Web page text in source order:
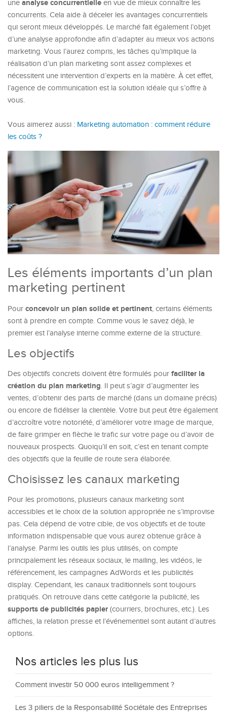
une analyse concurrentielle en vue de mieux connaître les
concurrents. Cela aide à déceler les avantages concurrentiels
qui seront mieux développés. Le marché fait également l’objet
d’une analyse approfondie afin d’adapter au mieux vos actions
marketing. Vous l’aurez compris, les tâches qu’implique la
réalisation d’un plan marketing sont assez complexes et
nécessitent une intervention d’experts en la matière. À cet effet,
l’agence de communication est la solution idéale qui s’offre à
vous.
Vous aimerez aussi : Marketing automation : comment réduire
les coûts ?
Les éléments importants d’un plan
marketing pertinent
Pour concevoir un plan solide et pertinent, certains éléments
sont à prendre en compte. Comme vous le savez déjà, le
premier est l’analyse interne comme externe de la structure.
Les objectifs
Des objectifs concrets doivent être formulés pour faciliter la
création du plan marketing. Il peut s’agir d’augmenter les
ventes, d’obtenir des parts de marché (dans un domaine précis)
ou encore de fidéliser la clientèle. Votre but peut être également
d’accroître votre notoriété, d’améliorer votre image de marque,
de faire grimper en flèche le trafic sur votre page ou d’avoir de
nouveaux prospects. Quoiqu’il en soit, c’est en tenant compte
des objectifs que la feuille de route sera élaborée.
Choisissez les canaux marketing
Pour les promotions, plusieurs canaux marketing sont
accessibles et le choix de la solution appropriée ne s’improvise
pas. Cela dépend de votre cible, de vos objectifs et de toute
information indispensable que vous aurez obtenue grâce à
l’analyse. Parmi les outils les plus utilisés, on compte
principalement les réseaux sociaux, le mailing, les vidéos, le
référencement, les campagnes AdWords et les publicités
display. Cependant, les canaux traditionnels sont toujours
pratiqués. On retrouve dans cette catégorie la publicité, les
supports de publicités papier(courriers, brochures, etc.). Les
affiches, la relation presse et l’événementiel sont autant d’autres
options.
Nos articles les plus lus
Comment investir 50 000 euros intelligemment ?
Les 3 piliers de la Responsabilité Sociétale des Entreprises